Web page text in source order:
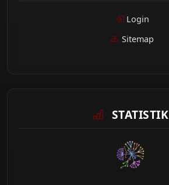
Login
Sitemap
STATISTIK